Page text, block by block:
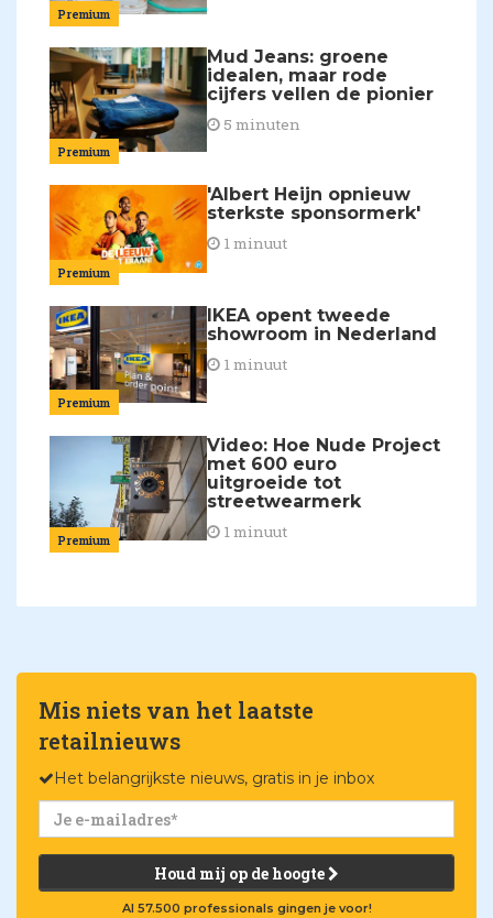
Premium
Premium
Mud Jeans: groene
idealen, maar rode
cijfers vellen de pionier
5 minuten
Premium
'Albert Heijn opnieuw
sterkste sponsormerk'
1 minuut
Premium
IKEA opent tweede
showroom in Nederland
1 minuut
Premium
Video: Hoe Nude Project
met 600 euro
uitgroeide tot
streetwearmerk
1 minuut
Mis niets van het laatste
retailnieuws
Het belangrijkste nieuws, gratis in je inbox
Houd mij op de hoogte
Al 57.500 professionals gingen je voor!